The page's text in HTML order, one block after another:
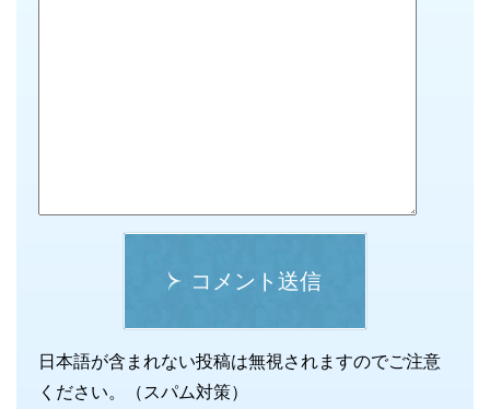
コメント送信
日本語が含まれない投稿は無視されますのでご注意
ください。（スパム対策）